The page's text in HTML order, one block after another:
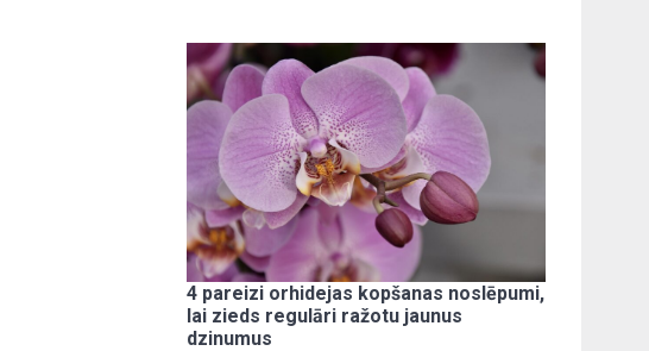
4 pareizi orhidejas kopšanas noslēpumi,
lai zieds regulāri ražotu jaunus
dzinumus